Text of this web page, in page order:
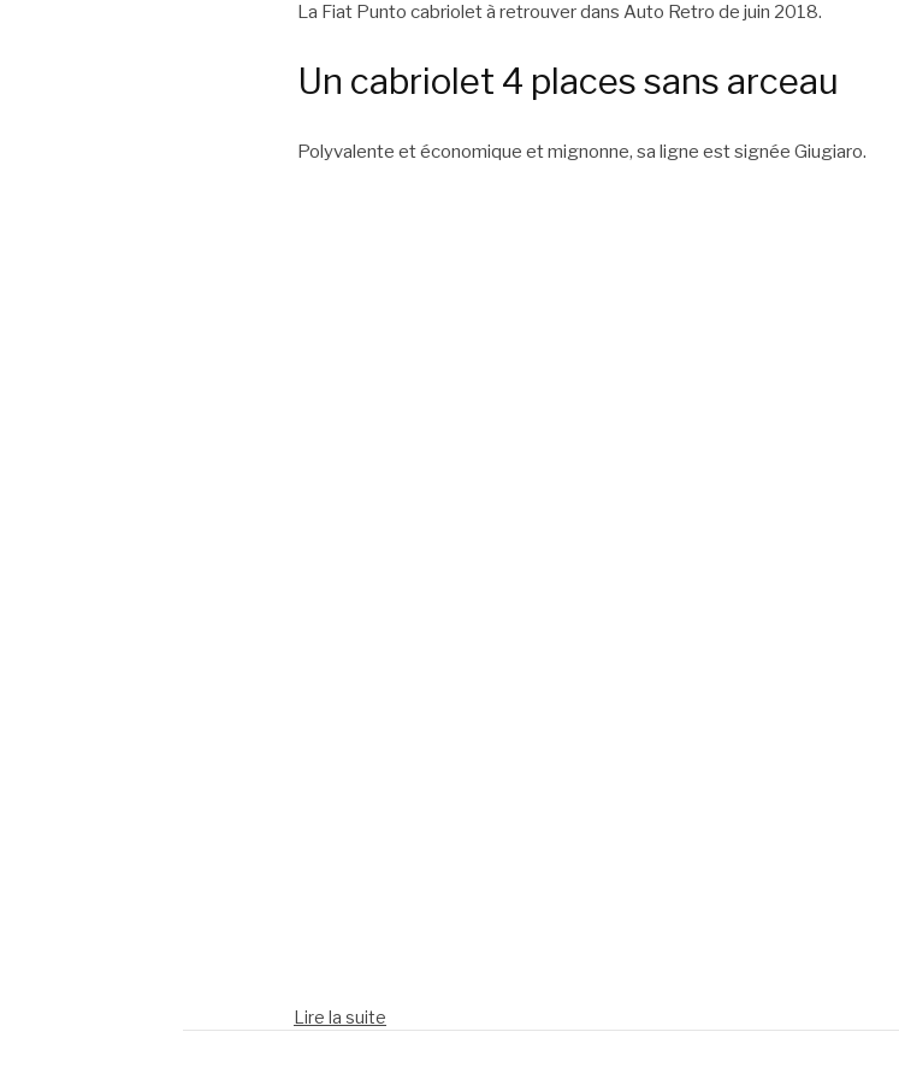
La Fiat Punto cabriolet à retrouver dans Auto Retro de juin 2018.
Un cabriolet 4 places sans arceau
Polyvalente et économique et mignonne, sa ligne est signée Giugiaro.
Lire la suite